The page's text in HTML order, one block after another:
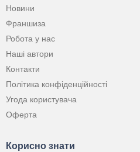
Новини
Франшиза
Робота у нас
Наші автори
Контакти
Політика конфіденційності
Угода користувача
Оферта
Корисно знати